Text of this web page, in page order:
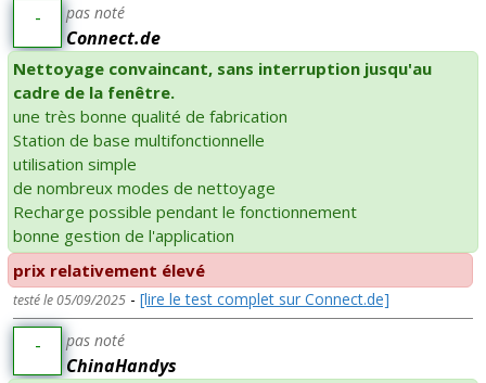
- pas noté
Connect.de
Nettoyage convaincant, sans interruption jusqu'au
cadre de la fenêtre.
une très bonne qualité de fabrication
Station de base multifonctionnelle
utilisation simple
de nombreux modes de nettoyage
Recharge possible pendant le fonctionnement
bonne gestion de l'application
prix relativement élevé
testé le 05/09/2025 - [lire le test complet sur Connect.de]
- pas noté
ChinaHandys